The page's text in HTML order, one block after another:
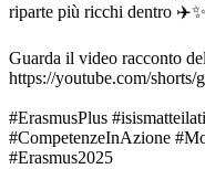
riparte più ricchi dentro ✈️✨
Guarda il video racconto
https://youtube.com/
#ErasmusPlus
#CompetenzeInAzione
#Erasmus2025